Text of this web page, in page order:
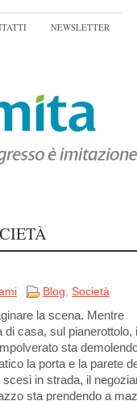
NEWSLETTER
Blog, Società
la scena. Mentre
di casa, sul pianerottolo,
sta
la porta e la parete
in strada, il
sta prendendo a